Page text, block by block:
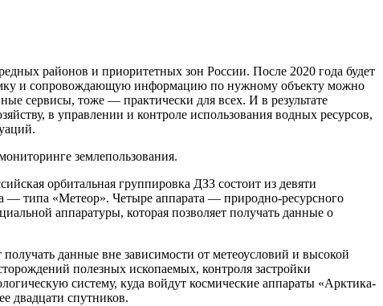
районов и приоритетных зон России. После 2020 года будет
и сопровождающую информацию по нужному объекту можно
сервисы, тоже — практически для всех. И в результате
в управлении и контроле использования водных ресурсов,
землепользования.
орбитальная группировка ДЗЗ состоит из девяти
— типа «Метеор». Четыре аппарата — природно-ресурсного
аппаратуры, которая позволяет получать данные о
данные вне зависимости от метеоусловий и высокой
полезных ископаемых, контроля застройки
систему, куда войдут космические аппараты «Арктика-
двадцати спутников.